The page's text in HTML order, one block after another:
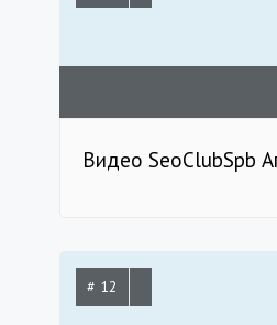
Видео SeoClubSpb
# 12